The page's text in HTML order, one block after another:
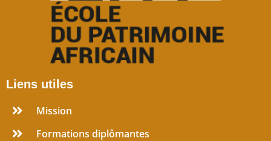
Liens utiles
Mission
Formations diplômantes